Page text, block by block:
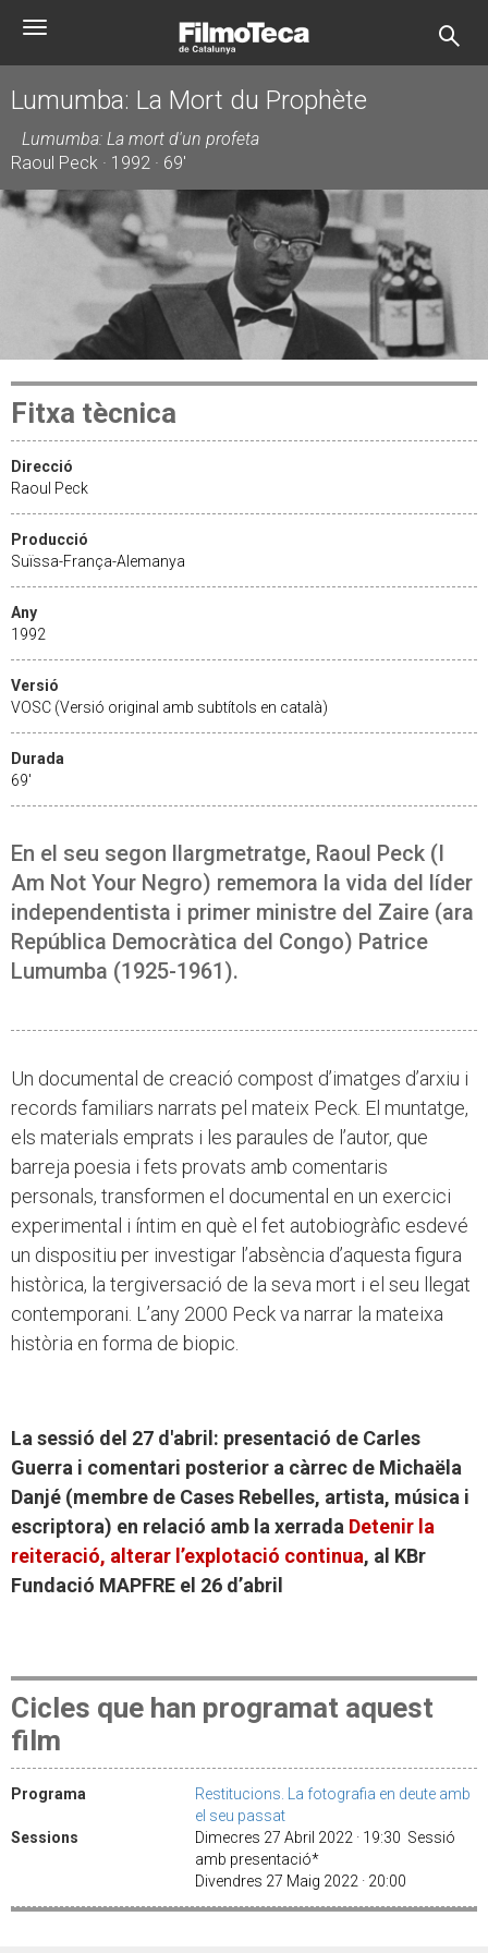
Toggle
Lumumba: La Mort du Prophète
Lumumba: La mort d'un profeta
Raoul Peck · 1992 · 69'
Fitxa tècnica
Direcció
Raoul Peck
Producció
Suïssa-França-Alemanya
Any
1992
Versió
VOSC (Versió original amb subtítols en català)
Durada
69'
En el seu segon llargmetratge, Raoul Peck (I
Am Not Your Negro) rememora la vida del líder
independentista i primer ministre del Zaire (ara
República Democràtica del Congo) Patrice
Lumumba (1925-1961).
Un documental de creació compost d’imatges d’arxiu i
records familiars narrats pel mateix Peck. El muntatge,
els materials emprats i les paraules de l’autor, que
barreja poesia i fets provats amb comentaris
personals, transformen el documental en un exercici
experimental i íntim en què el fet autobiogràfic esdevé
un dispositiu per investigar l’absència d’aquesta figura
històrica, la tergiversació de la seva mort i el seu llegat
contemporani. L’any 2000 Peck va narrar la mateixa
història en forma de biopic.
La sessió del 27 d'abril: presentació de Carles
Guerra i comentari posterior a càrrec de Michaëla
Danjé (membre de Cases Rebelles, artista, música i
escriptora) en relació amb la xerrada Detenir la
reiteració, alterar l’explotació continua, al KBr
Fundació MAPFRE el 26 d’abril
Cicles que han programat aquest
film
Programa
Restitucions. La fotografia en deute amb
el seu passat
Sessions
Dimecres 27 Abril 2022 · 19:30 Sessió
amb presentació*
Divendres 27 Maig 2022 · 20:00